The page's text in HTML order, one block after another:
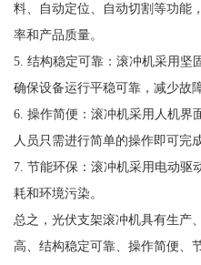
料、自动定位、自动切割等功能
率和产品质量。
5. 结构稳定可靠：滚冲机采用坚
确保设备运行平稳可靠，减少故障
6. 操作简便：滚冲机采用人机界
人员只需进行简单的操作即可完
7. 节能环保：滚冲机采用电动驱
耗和环境污染。
总之，光伏支架滚冲机具有生产
高、结构稳定可靠、操作简便、